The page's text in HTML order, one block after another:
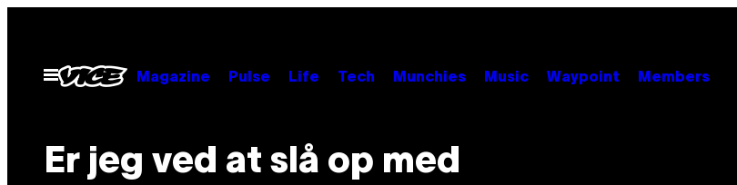
indhold
Åbn
Menu
Magazine Pulse Life Tech Munchies Music Waypoint Members
Er jeg ved at slå op med